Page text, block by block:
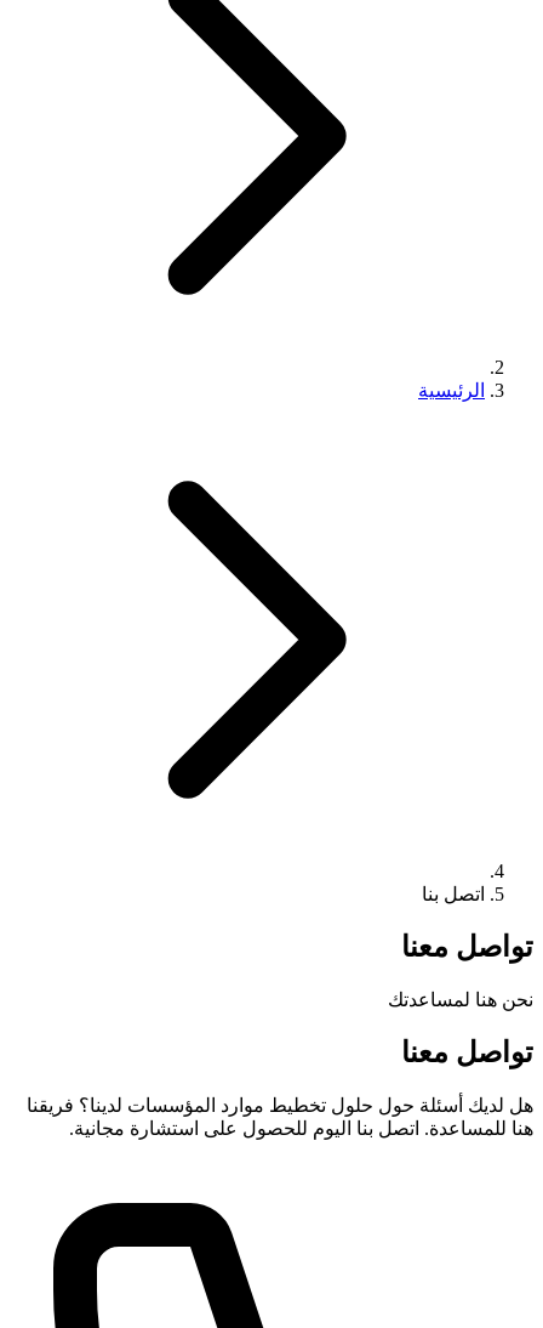
الرئيسية
اتصل بنا
تواصل معنا
نحن هنا لمساعدتك
تواصل معنا
هل لديك أسئلة حول حلول تخطيط موارد المؤسسات لدينا؟ فريقنا
هنا للمساعدة. اتصل بنا اليوم للحصول على استشارة مجانية.